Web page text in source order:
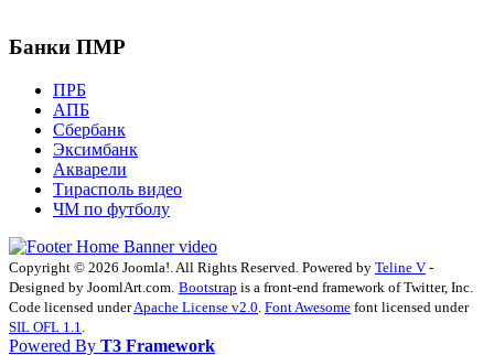
Банки ПМР
ПРБ
АПБ
Сбербанк
Эксимбанк
Акварели
Тирасполь видео
ЧМ по футболу
Copyright © 2026 Joomla!. All Rights Reserved. Powered by Teline V -
Designed by JoomlArt.com. Bootstrap is a front-end framework of Twitter, Inc.
Code licensed underApache License v2.0 Font Awesome font licensed under
SIL OFL 1.1
Powered By T3 Framework